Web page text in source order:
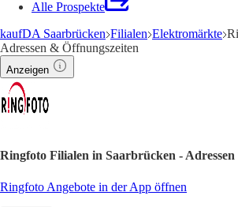
Alle Prospekte
kaufDA Saarbrücken Filialen Elektromärkte
Adressen & Öffnungszeiten
Anzeigen
Ringfoto Filialen in Saarbrücken -
Ringfoto Angebote in der App öffnen